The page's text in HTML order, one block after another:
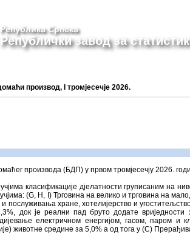
Република Српска
Републички завод за
производ, I тромјесечје 2026.
производа (БДП) у првом тромјесечју 2026.
класификације дјелатности груписаним на
(G, H, I) Трговина на велико и трговина на
послуживања хране, хотелијерство и
док је реални пад бруто додате
електричном енергијом, гасом, паром и
животне средине за 5,0% а од тога у (C)